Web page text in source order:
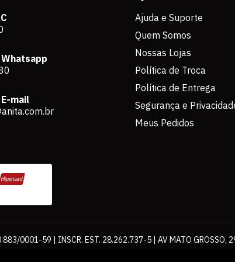
mail
Ajuda e Suporte
Quem Somos
Nossas Lojas
Política de Troca
Política de Entrega
Segurança e
Meus Pedidos
0001-59 | INSCR. EST. 28.262.737-5 | AV MATO GROSSO,